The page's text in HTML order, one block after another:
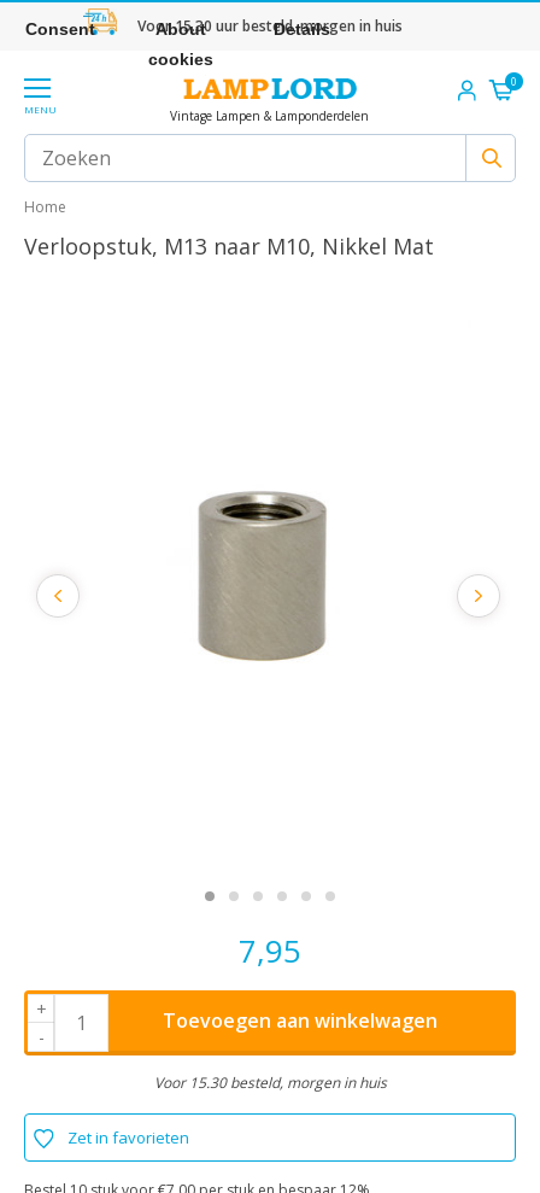
Voor 15.30 uur besteld, morgen in huis
MENU Vintage Lampen & Lamponderdelen
0
Home
Verloopstuk, M13 naar M10, Nikkel Mat
7,95
+
-
Toevoegen aan winkelwagen
Voor 15.30 besteld, morgen in huis
Zet in favorieten
Consent
About
cookies
Details